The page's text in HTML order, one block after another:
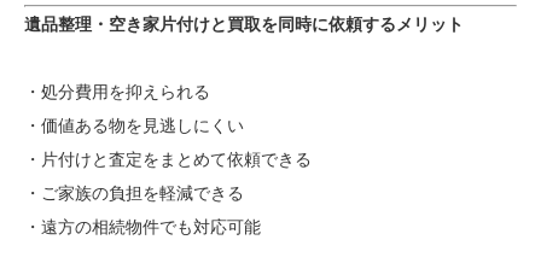
遺品整理・空き家片付けと買取を同時に依頼するメリット
・処分費用を抑えられる
・価値ある物を見逃しにくい
・片付けと査定をまとめて依頼できる
・ご家族の負担を軽減できる
・遠方の相続物件でも対応可能